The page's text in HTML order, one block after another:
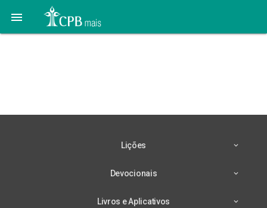

Lições
Devocionais
Livros e Aplicativos